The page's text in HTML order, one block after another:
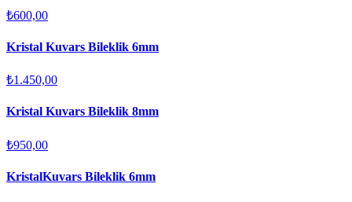
₺600,00
Kristal Kuvars Bileklik 6mm
₺1.450,00
Kristal Kuvars Bileklik 8mm
₺950,00
KristalKuvars Bileklik 6mm